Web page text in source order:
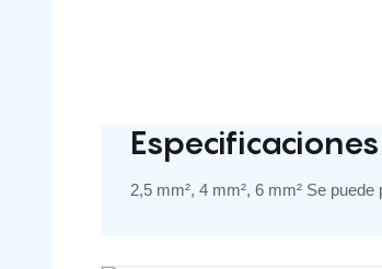
Especificaciones
2,5 mm², 4 mm², 6 mm² Se